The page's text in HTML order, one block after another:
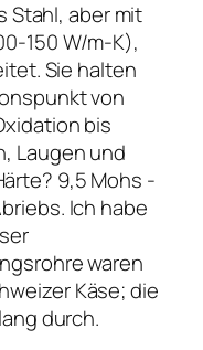
Stahl, aber mit
150 W/m-K),
Sie halten
von
bis
Laugen und
9,5 Mohs -
Ich habe
waren
Käse; die
durch.